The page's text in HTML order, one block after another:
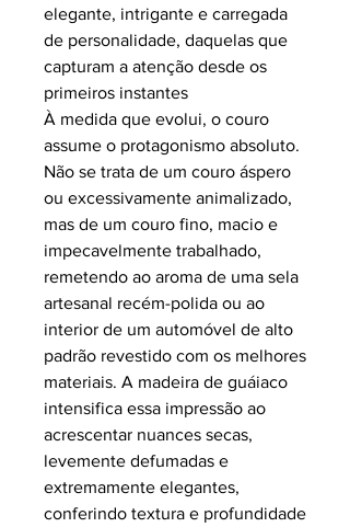
elegante, intrigante e carregada
de personalidade, daquelas que
capturam a atenção desde os
primeiros instantes
À medida que evolui, o couro
assume o protagonismo absoluto.
Não se trata de um couro áspero
ou excessivamente animalizado,
mas de um couro fino, macio e
impecavelmente trabalhado,
remetendo ao aroma de uma sela
artesanal recém-polida ou ao
interior de um automóvel de alto
padrão revestido com os melhores
materiais. A madeira de guáiaco
intensifica essa impressão ao
acrescentar nuances secas,
levemente defumadas e
extremamente elegantes,
conferindo textura e profundidade